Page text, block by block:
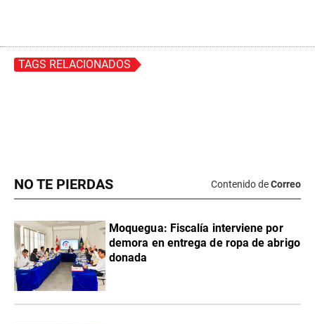
NO TE PIERDAS Contenido deCorreo
Moquegua: Fiscalía interviene por
demora en entrega de ropa de abrigo
donada